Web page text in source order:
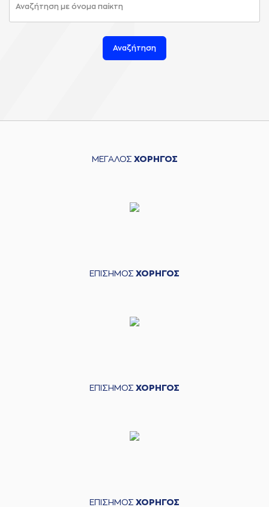
Αναζήτηση
ΜΕΓΑΛΟΣ ΧΟΡΗΓΟΣ
ΕΠΙΣΗΜΟΣ ΧΟΡΗΓΟΣ
ΕΠΙΣΗΜΟΣ ΧΟΡΗΓΟΣ
ΕΠΙΣΗΜΟΣ ΧΟΡΗΓΟΣ